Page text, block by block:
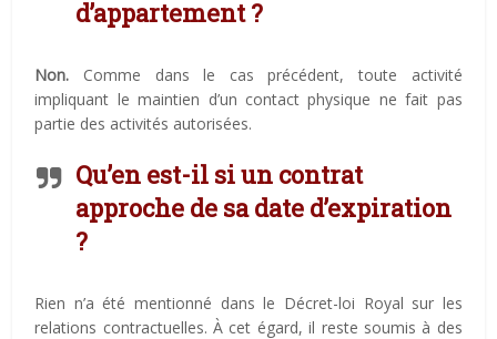
d’appartement ?
Non. Comme dans le cas précédent, toute activité
impliquant le maintien d’un contact physique ne fait pas
partie des activités autorisées.
Qu’en est-il si un contrat
approche de sa date d’expiration
?
Rien n’a été mentionné dans le Décret-loi Royal sur les
relations contractuelles. À cet égard,il reste soumis à des